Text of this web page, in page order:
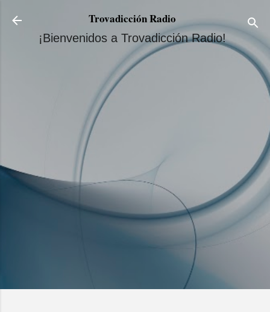
Ir al contenido principal
Trovadicción Radio
¡Bienvenidos a Trovadicción Radio!